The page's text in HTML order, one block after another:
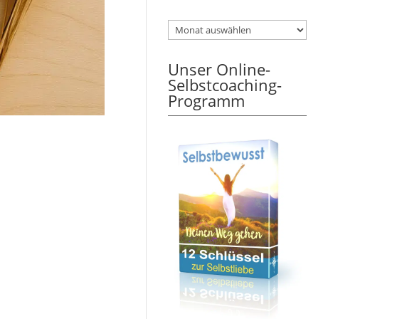
Unser Online-
Selbstcoaching-
Programm